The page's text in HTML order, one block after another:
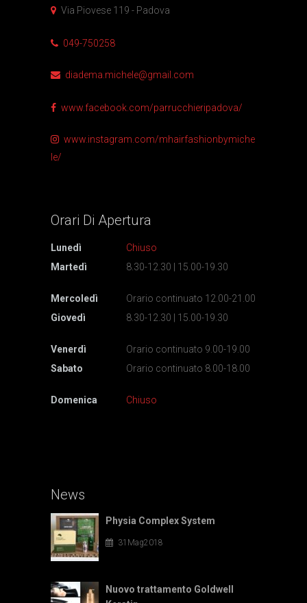
Via Piovese 119 - Padova
049-750258
diadema.michele@gmail.com
www.facebook.com/parrucchieripadova/
www.instagram.com/mhairfashionbymiche
le/
Orari Di Apertura
Lunedì
Chiuso
Martedì
8.30-12.30 | 15.00-19.30
Mercoledì
Orario continuato 12.00-21.00
Giovedì
8.30-12.30 | 15.00-19.30
Venerdì
Orario continuato 9.00-19.00
Sabato
Orario continuato 8.00-18.00
Domenica Chiuso
News
Physia Complex System
31Mag2018
Nuovo trattamento Goldwell